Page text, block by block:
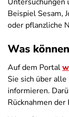
Beispiel Sesam,
oder pflanzliche
Was
Auf dem Portal
Sie sich über
informieren.
Rücknahmen